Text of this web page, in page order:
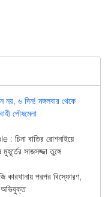
৬ দিন! মঙ্গলবার থেকে
পৌষমেলা
বাতির রোশনাইয়ে
সাজসজ্জা তুঙ্গে
পরপর বিস্ফোরণ,